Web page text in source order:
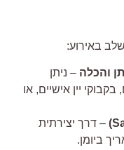
באירוע:
– ניתן
יין אישיים, או
– דרך יצירתית